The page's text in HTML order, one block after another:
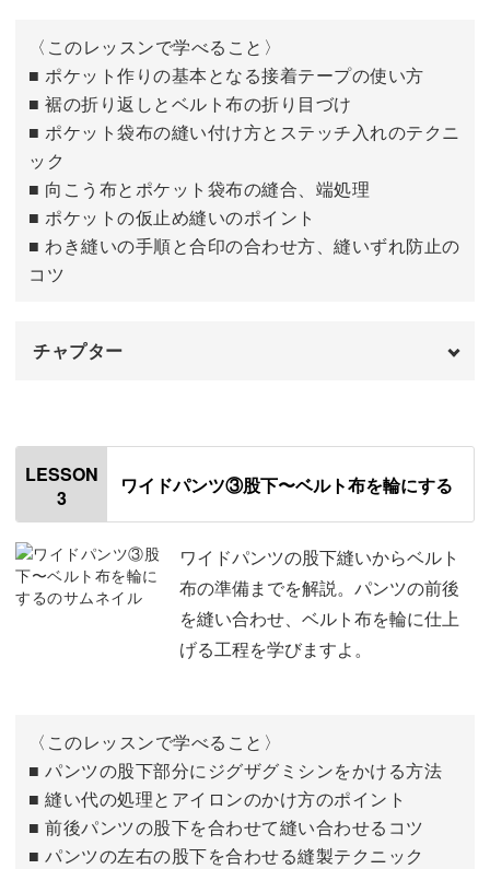
体型の変化にも柔軟に対応できるので、長く快適に過ごせ
ます。
便利なゴムの調節方法は動画でチェックしてくださいね。
さらにポケットもついているので、実用性も抜群。
宝しますよ◎
日々の着こなしが楽しみに
シンプルなデザインなのに、しっかり高見えするのも嬉し
どんなトップスにも合うから、新しい着こなしにも挑戦で
きるかも！
〈このレッスンで学べること〉
■ ポケット作りの基本となる接着テープの使い方
■ 裾の折り返しとベルト布の折り目づけ
■ ポケット袋布の縫い付け方とステッチ入れのテクニ
ック
■ 向こう布とポケット袋布の縫合、端処理
■ ポケットの仮止め縫いのポイント
■ わき縫いの手順と合印の合わせ方、縫いずれ防止の
コツ
チャプター
ポケット口に接着テープを貼る
アイロンで折り目をつける
前パンツに袋布をつける 05:01
向こう布をつける 08:41
ポケットを仮止めする
LESSON
3
ワイドパンツ③股下〜ベルト布を輪にする
ワイドパンツの股下縫いからベルト
布の準備までを解説。パンツの前後
を縫い合わせ、ベルト布を輪に仕上
げる工程を学びますよ。
〈このレッスンで学べること〉
■ パンツの股下部分にジグザグミシンをかける方法
■ 縫い代の処理とアイロンのかけ方のポイント
■ 前後パンツの股下を合わせて縫い合わせるコツ
■ パンツの左右の股下を合わせる縫製テクニック